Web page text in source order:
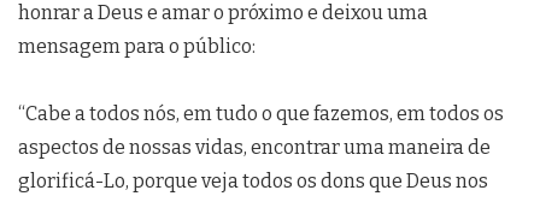
honrar a Deus e amar o próximo e deixou uma
mensagem para o público:
“Cabe a todos nós, em tudo o que fazemos, em todos os
aspectos de nossas vidas, encontrar uma maneira de
glorificá-Lo, porque veja todos os dons que Deus nos